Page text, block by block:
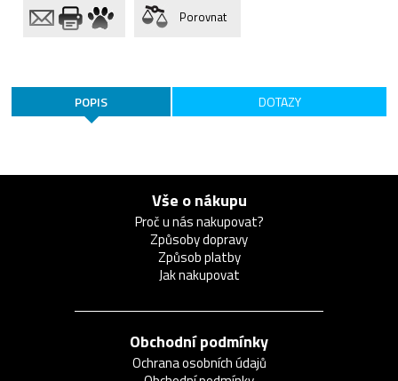
Porovnat
POPIS DOTAZY
Vše o nákupu
Proč u nás nakupovat?
Způsoby dopravy
Způsob platby
Jak nakupovat
Obchodní podmínky
Ochrana osobních údajů